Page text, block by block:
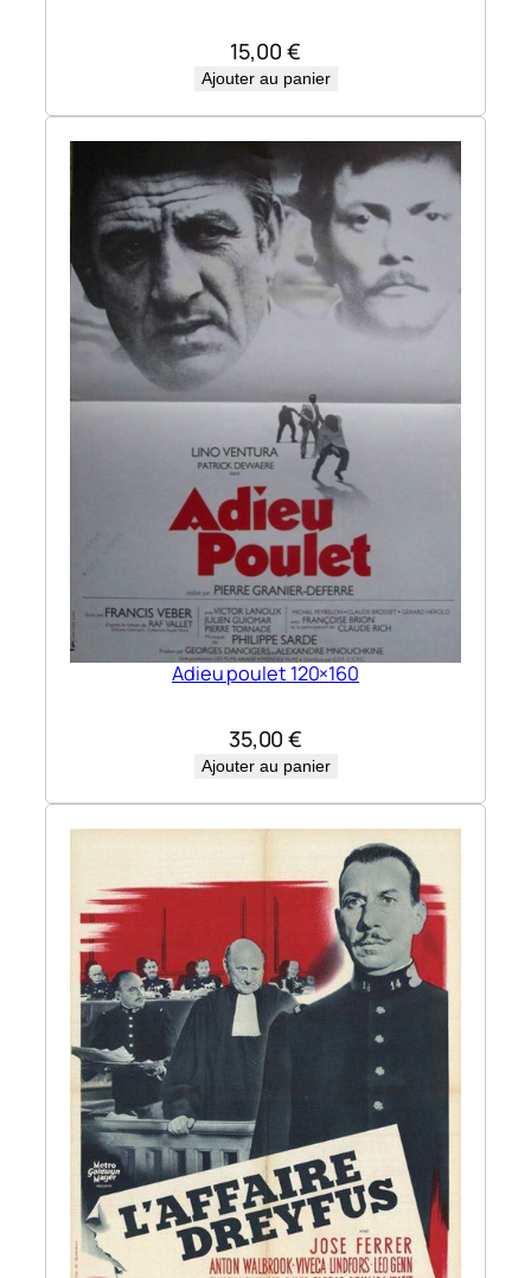
15,00 €
Ajouter au panier
Adieu poulet 120×160
35,00€
Ajouter au panier